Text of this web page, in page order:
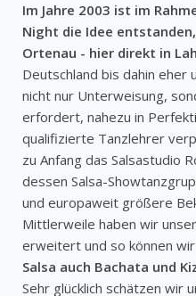
Im Jahre 2003 ist im
Night die Idee
Ortenau - hier direkt in
Deutschland bis dahin eher
nicht nur Unterweisung,
erfordert, nahezu in
qualifizierte Tanzlehrer
zu Anfang das Salsastudio
dessen Salsa-
und europaweit größere
Mittlerweile haben wir
erweitert und so können
Salsa auch Bachata und
Sehr glücklich schätzen wir